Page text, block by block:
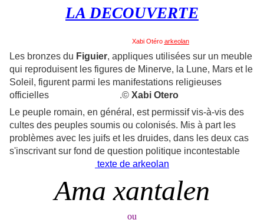
LA DECOUVERTE
Xabi Otéro arkeolan
Les bronzes du Figuier, appliques utilisées sur un meuble
qui reproduisent les figures de Minerve, la Lune, Mars et le
Soleil, figurent parmi les manifestations religieuses
officielles
.© Xabi Otero
Le peuple romain, en général, est permissif vis-à-vis des
cultes des peuples soumis ou colonisés. Mis à part les
problèmes avec les juifs et les druides, dans les deux cas
s'inscrivant sur fond de question politique incontestable
texte de arkeolan
Ama xantalen
ou